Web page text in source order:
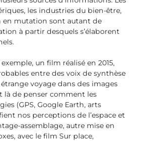
les industries du bien-être,
en mutation sont autant de
à partir desquels s’élaborent
un film réalisé en 2015,
entre des voix de synthèse
voyage dans des images
là de penser comment les
(GPS, Google Earth, arts
nos perceptions de l’espace et
assemblage, autre mise en
avec le film Sur place,